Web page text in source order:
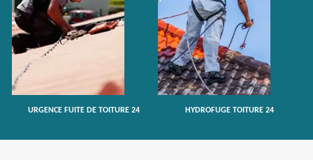
URGENCE FUITE DE TOITURE 24 HYDROFUGE TOITURE 24